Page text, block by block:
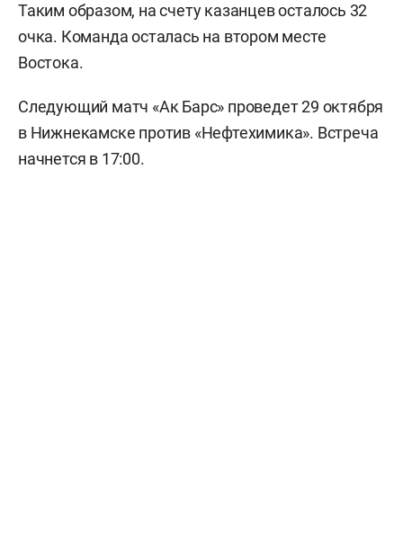
Таким образом, на счету казанцев осталось 32
очка. Команда осталась на втором месте
Востока.
Следующий матч «Ак Барс» проведет 29 октября
в Нижнекамске против «Нефтехимика». Встреча
начнется в 17:00.